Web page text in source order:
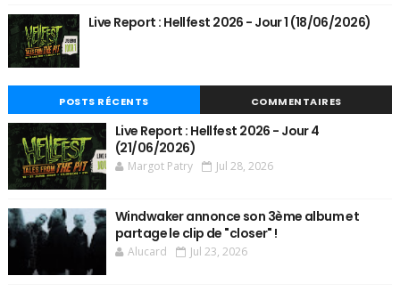
Live Report : Hellfest 2026 - Jour 1 (18/06/2026)
POSTS RÉCENTS COMMENTAIRES
Live Report : Hellfest 2026 - Jour 4
(21/06/2026)
Margot Patry Jul 28, 2026
Windwaker annonce son 3ème album et
partage le clip de "closer" !
Alucard Jul 23, 2026